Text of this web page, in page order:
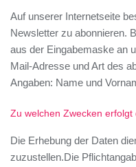
Auf unserer Internetseite
Newsletter zu abonnieren.
aus der Eingabemaske an
Mail-Adresse und Art des
Angaben: Name und
Zu welchen Zwecken erfolgt
Die Erhebung der Daten
zuzustellen.Die